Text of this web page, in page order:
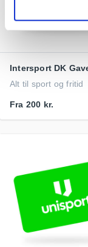
Intersport DK
Alt til sport og fritid
Fra 200 kr.